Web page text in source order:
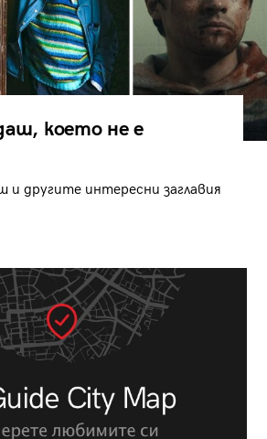
което не е
и другите интересни заглавия